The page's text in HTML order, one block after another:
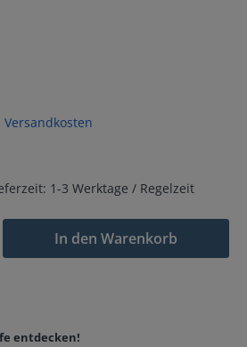
1-3 Werktage / Regelzeit
In den Warenkorb
entdecken!